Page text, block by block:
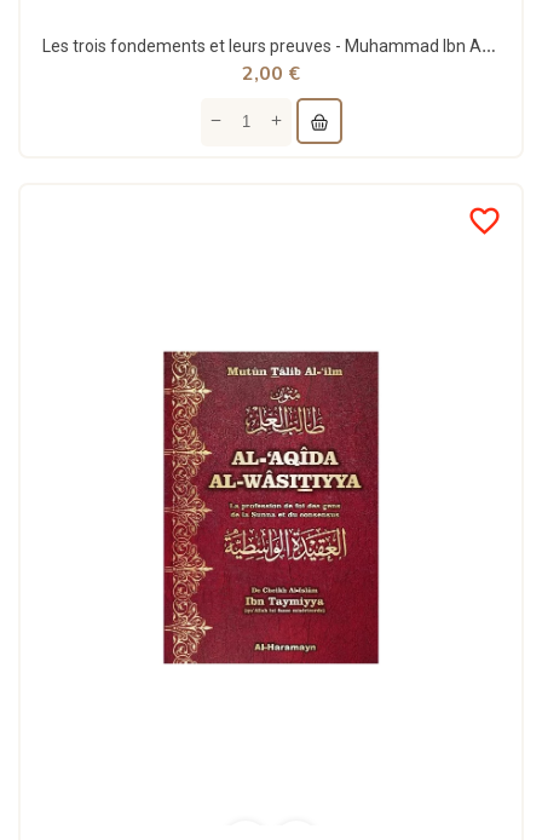
Les trois fondements et leurs preuves - Muhammad Ibn Abdel Wahhab - Al Haramayn
2,00 €
favorite_border